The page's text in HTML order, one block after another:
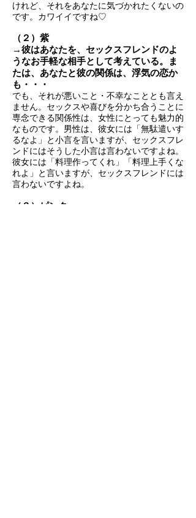
けれど、それをあなたに気づかれたくないの
です。カワイイですね♡
（２）紫
→彼はあなたを、セックスフレンドのよ
うなお手軽な相手として考えている。ま
たは、あなたと彼の関係は、浮気の恋か
も・・・
でも、それが悪いこと・不幸なこととも言え
ません。セックスや喜びを分かち合うことに
専念できる関係性は、女性にとっても魅力的
なものです。男性は、彼女には「無駄遣いす
るなよ」と小言を言いますが、セックスフレ
ンドにはそうした小言は言わないですよね。
彼女には「料理作ってくれ」「料理上手くな
れよ」と言いますが、セックスフレンドには
言わないですよね。
（３）ピンク